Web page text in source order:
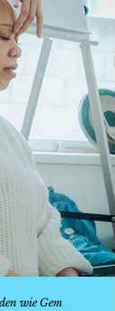
wie Gem